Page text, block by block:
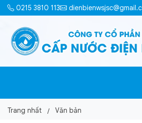
0215 3810 113
Trang nhất Văn bản